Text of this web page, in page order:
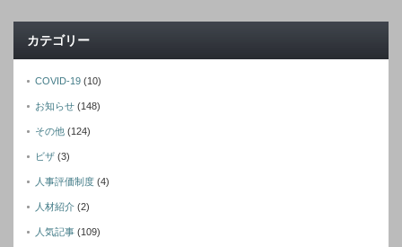
カテゴリー
COVID-19 (10)
お知らせ (148)
その他 (124)
ビザ (3)
人事評価制度 (4)
人材紹介 (2)
人気記事 (109)